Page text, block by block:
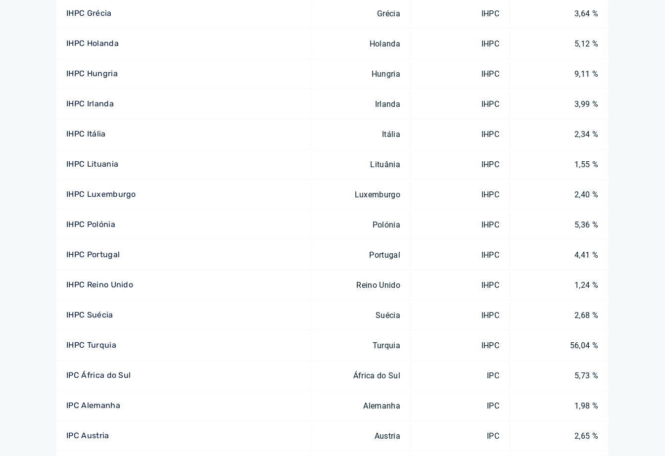
IHPC Grécia Grécia IHPC 3,64 %
IHPC Holanda Holanda IHPC 5,12 %
IHPC Hungria Hungria IHPC 9,11 %
IHPC Irlanda Irlanda IHPC 3,99 %
IHPC Itália Itália IHPC 2,34 %
IHPC Lituania Lituânia IHPC 1,55 %
IHPC Luxemburgo Luxemburgo IHPC 2,40 %
IHPC Polónia Polónia IHPC 5,36 %
IHPC Portugal Portugal IHPC 4,41 %
IHPC Reino Unido Reino Unido IHPC 1,24 %
IHPC Suécia Suécia IHPC 2,68 %
IHPC Turquia Turquia IHPC 56,04 %
IPC África do Sul África do Sul IPC 5,73 %
IPC Alemanha Alemanha IPC 1,98 %
IPC Austria Austria IPC 2,65 %